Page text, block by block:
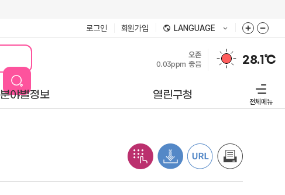
로그인 회원가입 LANGUAGE
오존
0.03ppm 좋음 28.1℃
분야별정보 열린구청
전체메뉴